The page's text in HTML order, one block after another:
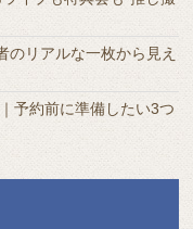
リアルな一枚から見え
予約前に準備したい3つ